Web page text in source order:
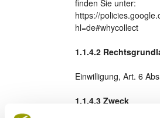
finden Sie unter:
https://
hl=de#whycollect
Einwilligung, Art. 6
Zweck